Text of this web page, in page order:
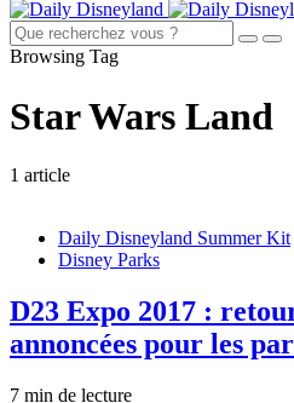
Browsing Tag
Star Wars Land
1 article
Daily Disneyland Summer Kit
Disney Parks
D23 Expo 2017 :
annoncées pour les
7 min de lecture